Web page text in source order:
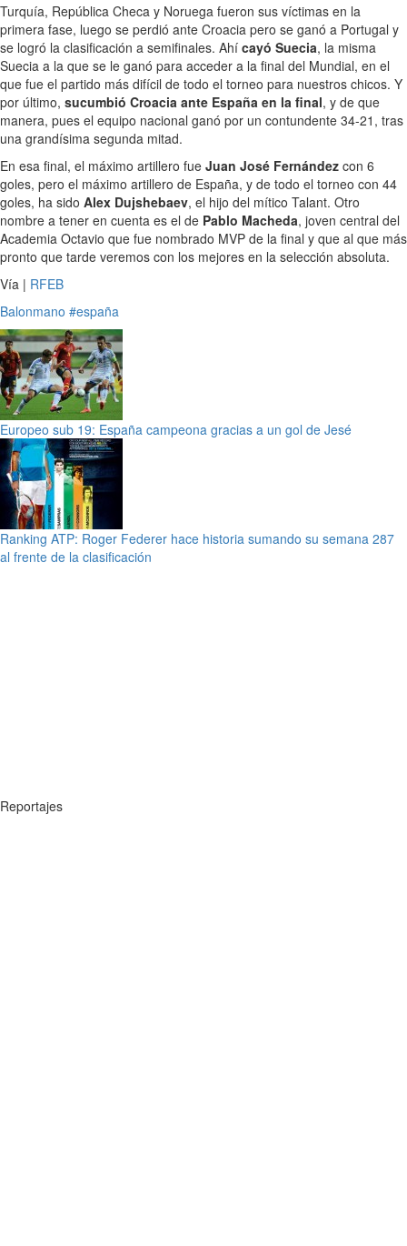
Turquía, República Checa y Noruega fueron sus víctimas en la
primera fase, luego se perdió ante Croacia pero se ganó a Portugal y
se logró la clasificación a semifinales. Ahí cayó Suecia, la misma
Suecia a la que se le ganó para acceder a la final del Mundial, en el
que fue el partido más difícil de todo el torneo para nuestros chicos. Y
por último, sucumbió Croacia ante España en la final, y de que
manera, pues el equipo nacional ganó por un contundente 34-21, tras
una grandísima segunda mitad.
En esa final, el máximo artillero fue Juan José Fernández con 6
goles, pero el máximo artillero de España, y de todo el torneo con 44
goles, ha sido Alex Dujshebaev, el hijo del mítico Talant. Otro
nombre a tener en cuenta es el de Pablo Macheda, joven central del
Academia Octavio que fue nombrado MVP de la final y que al que más
pronto que tarde veremos con los mejores en la selección absoluta.
Vía | RFEB
Balonmano #españa
Europeo sub 19: España campeona gracias a un gol de Jesé
Ranking ATP: Roger Federer hace historia sumando su semana 287
al frente de la clasificación
Reportajes